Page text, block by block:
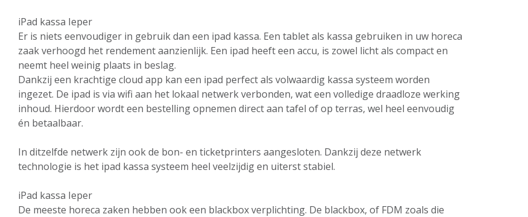
iPad kassa Ieper
Er is niets eenvoudiger in gebruik dan een ipad kassa. Een tablet als kassa gebruiken in uw horeca
zaak verhoogd het rendement aanzienlijk. Een ipad heeft een accu, is zowel licht als compact en
neemt heel weinig plaats in beslag.
Dankzij een krachtige cloud app kan een ipad perfect als volwaardig kassa systeem worden
ingezet. De ipad is via wifi aan het lokaal netwerk verbonden, wat een volledige draadloze werking
inhoud. Hierdoor wordt een bestelling opnemen direct aan tafel of op terras, wel heel eenvoudig
én betaalbaar.
In ditzelfde netwerk zijn ook de bon- en ticketprinters aangesloten. Dankzij deze netwerk
technologie is het ipad kassa systeem heel veelzijdig en uiterst stabiel.
iPad kassa Ieper
De meeste horeca zaken hebben ook een blackbox verplichting. De blackbox, of FDM zoals die